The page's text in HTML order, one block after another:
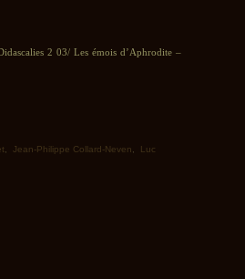
2 03/ Les émois d’Aphrodite –
Jean-Philippe Collard-Neven
Luc